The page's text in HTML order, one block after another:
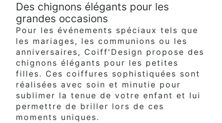
Des chignons élégants pour les
grandes occasions
Pour les événements spéciaux tels que
les mariages, les communions ou les
anniversaires, Coiff'Design propose des
chignons élégants pour les petites
filles. Ces coiffures sophistiquées sont
réalisées avec soin et minutie pour
sublimer la tenue de votre enfant et lui
permettre de briller lors de ces
moments uniques.